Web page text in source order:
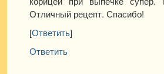
Отличный рецепт. Спасибо!
[Ответить]
Ответить